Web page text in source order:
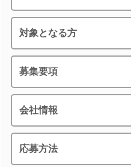
対象となる方
募集要項
会社情報
応募方法